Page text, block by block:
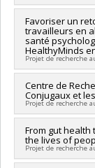
Chercheur
Co-chercheurs :
Baki,Marie
Juster,Martin
Naeem
Sources de
sciences
Programmes
Favoriser un
travailleurs en
santé
HealthyMinds
Projet de recherche
Chercheur
Co-chercheurs :
Sources de
Programmes
concertées -
Centre de
Conjugaux et
Projet de recherche
Chercheur
Co-chercheurs :
Daigneault
From gut health
the lives of
Projet de recherche